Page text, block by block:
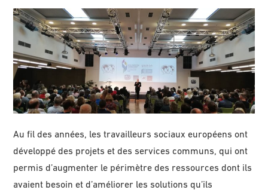
Au fil des années, les travailleurs sociaux européens ont
développé des projets et des services communs, qui ont
permis d’augmenter le périmètre des ressources dont ils
avaient besoin et d’améliorer les solutions qu’ils